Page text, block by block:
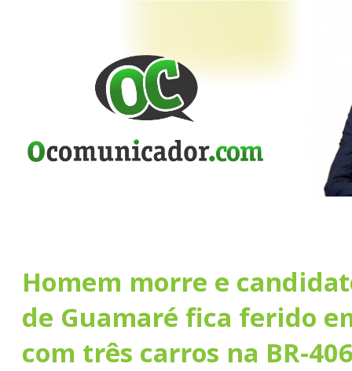
Homem morre e
de Guamaré fica ferido
com três carros na BR-